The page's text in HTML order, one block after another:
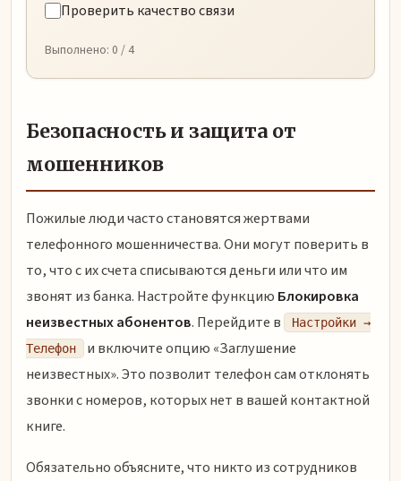
Проверить качество связи
Выполнено: 0 / 4
Безопасность и защита от
мошенников
Пожилые люди часто становятся жертвами
телефонного мошенничества. Они могут поверить в
то, что с их счета списываются деньги или что им
звонят из банка. Настройте функцию Блокировка
неизвестных абонентов. Перейдите в
Настройки →
Телефон
и включите опцию «Заглушение
неизвестных». Это позволит телефон сам отклонять
звонки с номеров, которых нет в вашей контактной
книге.
Обязательно объясните, что никто из сотрудников